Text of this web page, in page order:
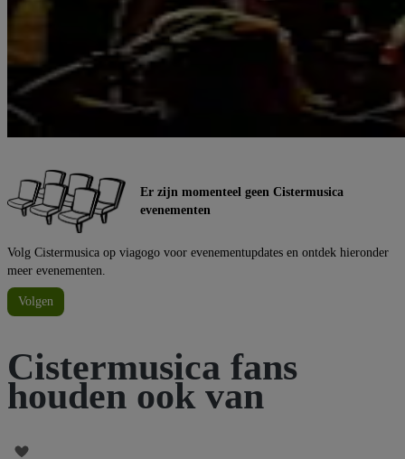
Er zijn momenteel geen Cistermusica
evenementen
Volg Cistermusica op viagogo voor evenementupdates en ontdek hieronder
meer evenementen.
Volgen
Cistermusica fans
houden ook van